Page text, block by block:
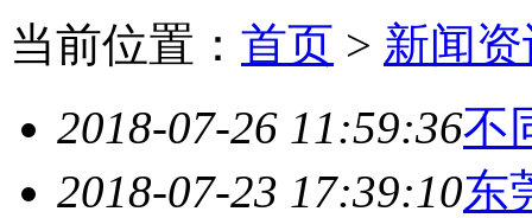
当前位置： 首页 > 新闻
2018-07-26 11:59:36不
2018-07-23 17:39:10东